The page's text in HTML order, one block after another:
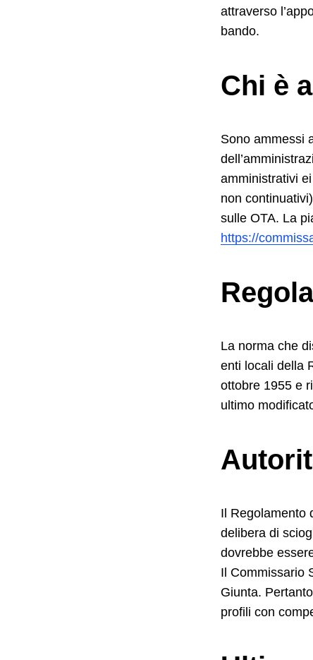
attraverso
bando.
Chi è
Sono ammessi
amministrativi
non
sulle OTA. La
https://
La norma che
enti locali della
ottobre 1955 e
ultimo
Il Regolamento
delibera di
dovrebbe
Il Commissario
Giunta.
profili con